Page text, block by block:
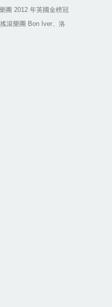
團 2012 年英國金榜冠
滾樂團 Bon Iver、洛